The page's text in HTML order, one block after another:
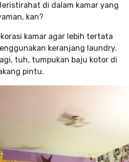
di dalam kamar yang
kan?
kamar agar lebih tertata
keranjang laundry.
tuh, tumpukan baju kotor di
pintu.